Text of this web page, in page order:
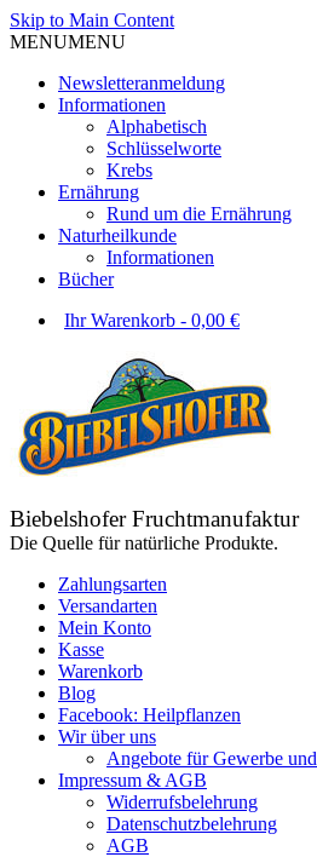
Skip to Main Content
MENUMENU
Newsletteranmeldung
Informationen
Alphabetisch
Schlüsselworte
Krebs
Ernährung
Rund um die Ernährung
Naturheilkunde
Informationen
Bücher
Ihr Warenkorb - 0,00 €
Biebelshofer Fruchtmanufaktur
Die Quelle für natürliche Produkte.
Zahlungsarten
Versandarten
Mein Konto
Kasse
Warenkorb
Blog
Facebook: Heilpflanzen
Wir über uns
Angebote für Gewerbe
Impressum & AGB
Widerrufsbelehrung
Datenschutzbelehrung
AGB